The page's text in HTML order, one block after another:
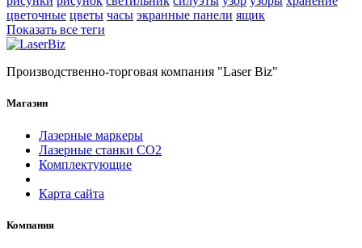
цветочные цветы часы экранные панели ящик
Показать все теги
Производственно-торговая компания "Laser Biz"
Магазин
Лазерные маркеры
Лазерные станки СО2
Комплектующие
Карта сайта
Компания